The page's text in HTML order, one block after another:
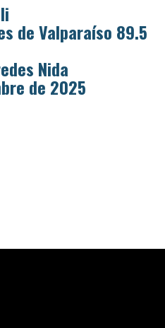
de Valparaíso 89.5
Nida
de 2025